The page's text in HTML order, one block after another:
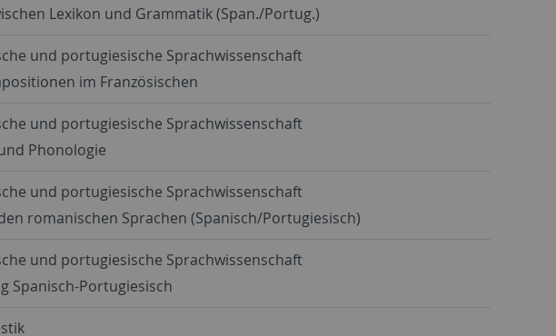
Lexikon und Grammatik (Span./Portug.)
und portugiesische Sprachwissenschaft
im Französischen
und portugiesische Sprachwissenschaft
Phonologie
und portugiesische Sprachwissenschaft
romanischen Sprachen (Spanisch/Portugiesisch)
und portugiesische Sprachwissenschaft
Spanisch-Portugiesisch